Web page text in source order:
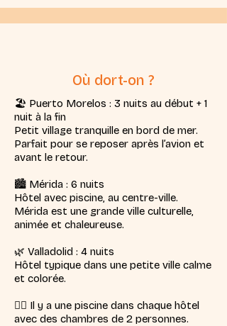
Où dort-on ?
🏖️ Puerto Morelos : 3 nuits au début + 1
nuit à la fin
Petit village tranquille en bord de mer.
Parfait pour se reposer après l’avion et
avant le retour.
🏙️ Mérida : 6 nuits
Hôtel avec piscine, au centre-ville.
Mérida est une grande ville culturelle,
animée et chaleureuse.
🌿 Valladolid : 4 nuits
Hôtel typique dans une petite ville calme
et colorée.
🏊‍♀️ Il y a une piscine dans chaque hôtel
avec des chambres de 2 personnes.